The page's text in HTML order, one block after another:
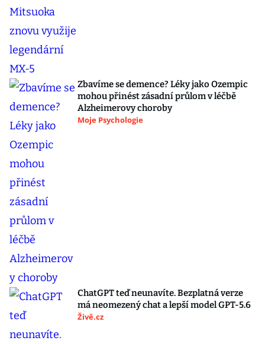
Zbavíme se demence? Léky jako Ozempic
mohou přinést zásadní průlom v léčbě
Alzheimerovy choroby
Moje Psychologie
ChatGPT teď neunavíte. Bezplatná verze
má neomezený chat a lepší model GPT-5.6
Živě.cz